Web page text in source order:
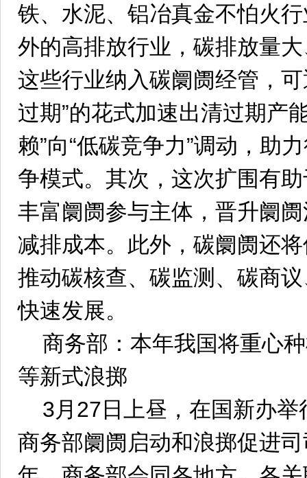
铁、水泥、铝冶真金不怕火
外的高排放行业，碳排放量
这些行业纳入碳阛阓经管，
过期”的花式加速出清过期产
赖”向“低碳竞争力”调动，助
争模式。其次，这次扩围有
丰富阛阓参与主体，晋升阛
减排成本。此外，碳阛阓还
推动碳核查、碳监测、碳商
快速发展。
商务部：本年我国将重心
等新式浪掷
3月27日上昼，在国新办
商务部阛阓启动和浪掷促进